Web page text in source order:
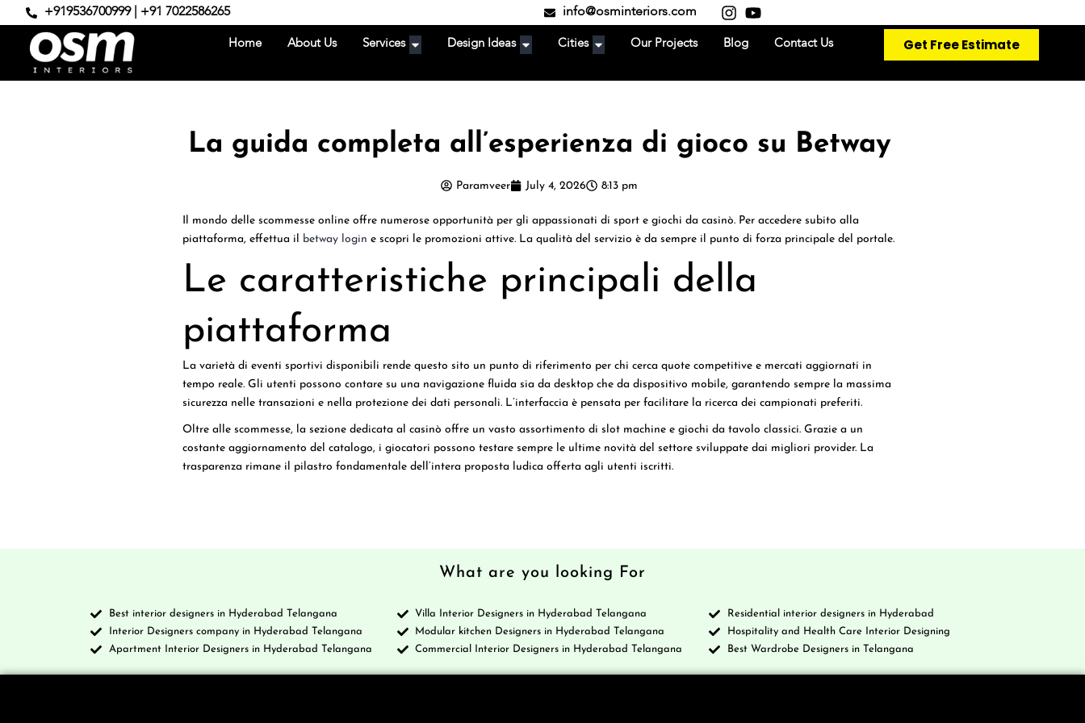
+919536700999 | +91 7022586265 info@osminteriors.com
Home About Us Services Design Ideas Cities Our Projects Blog Contact Us Get Free Estimate
La guida completa all’esperienza di gioco su Betway
Paramveer July 4, 2026 8:13 pm
Il mondo delle scommesse online offre numerose opportunità per gli appassionati di sport e giochi da casinò. Per accedere subito alla
piattaforma, effettua il
betway login e scopri le promozioni attive. La qualità del servizio è da sempre il punto di forza principale del portale.
Le caratteristiche principali della
piattaforma
La varietà di eventi sportivi disponibili rende questo sito un punto di riferimento per chi cerca quote competitive e mercati aggiornati in
tempo reale. Gli utenti possono contare su una navigazione fluida sia da desktop che da dispositivo mobile, garantendo sempre la massima
sicurezza nelle transazioni e nella protezione dei dati personali. L’interfaccia è pensata per facilitare la ricerca dei campionati preferiti.
Oltre alle scommesse, la sezione dedicata al casinò offre un vasto assortimento di slot machine e giochi da tavolo classici. Grazie a un
costante aggiornamento del catalogo, i giocatori possono testare sempre le ultime novità del settore sviluppate dai migliori provider. La
trasparenza rimane il pilastro fondamentale dell’intera proposta ludica offerta agli utenti iscritti.
What are you looking For
Best interior designers in Hyderabad Telangana
Interior Designers company in Hyderabad Telangana
Apartment Interior Designers in Hyderabad Telangana
Villa Interior Designers in Hyderabad Telangana
Modular kitchen Designers in Hyderabad Telangana
Commercial Interior Designers in Hyderabad Telangana
Residential interior designers in Hyderabad
Hospitality and Health Care Interior Designing
Best Wardrobe Designers in Telangana